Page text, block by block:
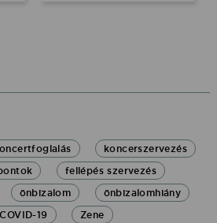
koncerszervezés
fellépés szervezés
önbizalom
önbizalomhiány
COVID-19
Zene